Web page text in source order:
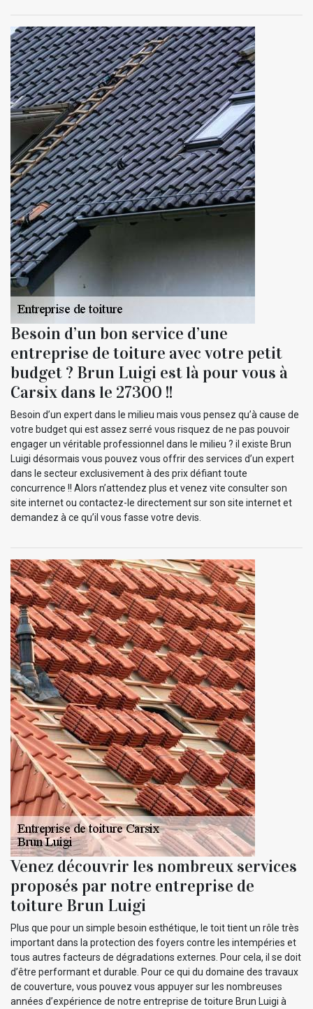
Besoin d’un bon service d’une
entreprise de toiture avec votre petit
budget ? Brun Luigi est là pour vous à
Carsix dans le 27300 !!
Besoin d’un expert dans le milieu mais vous pensez qu’à cause de
votre budget qui est assez serré vous risquez de ne pas pouvoir
engager un véritable professionnel dans le milieu ? il existe Brun
Luigi désormais vous pouvez vous offrir des services d’un expert
dans le secteur exclusivement à des prix défiant toute
concurrence !! Alors n’attendez plus et venez vite consulter son
site internet ou contactez-le directement sur son site internet et
demandez à ce qu’il vous fasse votre devis.
Venez découvrir les nombreux services
proposés par notre entreprise de
toiture Brun Luigi
Plus que pour un simple besoin esthétique, le toit tient un rôle très
important dans la protection des foyers contre les intempéries et
tous autres facteurs de dégradations externes. Pour cela, il se doit
d’être performant et durable. Pour ce qui du domaine des travaux
de couverture, vous pouvez vous appuyer sur les nombreuses
années d’expérience de notre entreprise de toiture Brun Luigi à